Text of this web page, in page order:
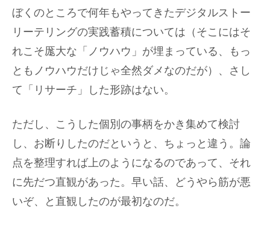
ぼくのところで何年もやってきたデジタルストー
リーテリングの実践蓄積については（そこにはそ
れこそ厖大な「ノウハウ」が埋まっている、もっ
ともノウハウだけじゃ全然ダメなのだが）、さし
て「リサーチ」した形跡はない。
ただし、こうした個別の事柄をかき集めて検討
し、お断りしたのだというと、ちょっと違う。論
点を整理すれば上のようになるのであって、それ
に先だつ直観があった。早い話、どうやら筋が悪
いぞ、と直観したのが最初なのだ。